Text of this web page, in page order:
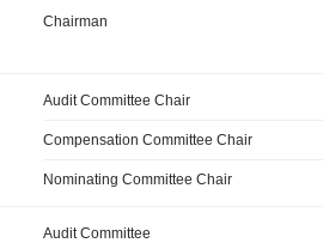
Chairman
Audit Committee Chair
Compensation Committee Chair
Nominating Committee Chair
Audit Committee